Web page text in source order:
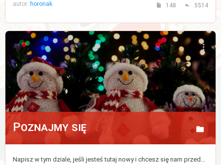
autor: horonak 148 5514
Poznajmy się
Napisz w tym dziale, jeśli jesteś tutaj nowy i chcesz się nam przedstawić, bądź zapoznać z pozostałymi uczestnikami forum.